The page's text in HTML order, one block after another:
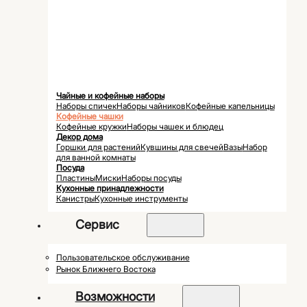
Чайные и кофейные наборы
Наборы спичекНаборы чайниковКофейные капельницы
Кофейные чашки
Кофейные кружкиНаборы чашек и блюдец
Декор дома
Горшки для растенийКувшины для свечейВазыНабор
для ванной комнаты
Посуда
ПластиныМискиНаборы посуды
Кухонные принадлежности
КанистрыКухонные инструменты
Сервис
Пользовательское обслуживание
Рынок Ближнего Востока
Возможности